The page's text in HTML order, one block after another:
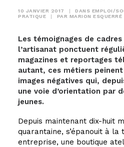
10 JANVIER 2017 | DANS EMPLOI/
PRATIQUE
| PAR MARION ESQUERRÉ
Les témoignages de
l’artisanat ponctuent
magazines et reportages
autant, ces métiers
images négatives qui,
une voie d’orientation par
jeunes.
Depuis maintenant dix-huit
quarantaine, s’épanouit à
entreprise, une boutique